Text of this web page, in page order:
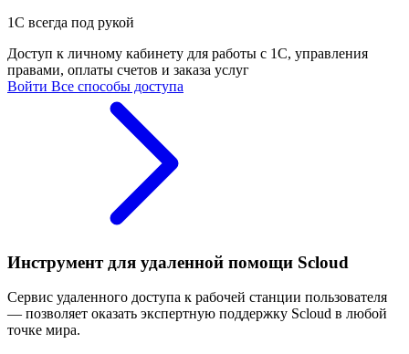
1С всегда под рукой
Доступ к личному кабинету для работы с 1С, управления
правами, оплаты счетов и заказа услуг
Войти Все способы доступа
Инструмент для удаленной помощи Scloud
Сервис удаленного доступа к рабочей станции пользователя
— позволяет оказать экспертную поддержку Scloud в любой
точке мира.